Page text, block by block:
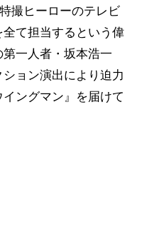
撮ヒーローのテレビ
て担当するという偉
一人者・坂本浩一
ョン演出により迫力
ングマン』を届けて